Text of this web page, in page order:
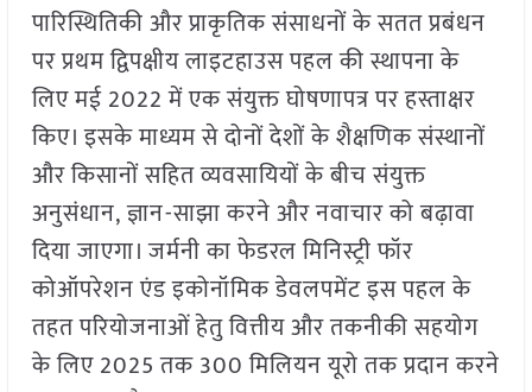
पारिस्थितिकी और प्राकृतिक संसाधनों के सतत प्रबंधन
पर प्रथम द्विपक्षीय लाइटहाउस पहल की स्थापना के
लिए मई 2022 में एक संयुक्त घोषणापत्र पर हस्ताक्षर
किए। इसके माध्यम से दोनों देशों के शैक्षणिक संस्थानों
और किसानों सहित व्यवसायियों के बीच संयुक्त
अनुसंधान, ज्ञान-साझा करने और नवाचार को बढ़ावा
दिया जाएगा। जर्मनी का फेडरल मिनिस्ट्री फॉर
कोऑपरेशन एंड इकोनॉमिक डेवलपमेंट इस पहल के
तहत परियोजनाओं हेतु वित्तीय और तकनीकी सहयोग
के लिए 2025 तक 300 मिलियन यूरो तक प्रदान करने